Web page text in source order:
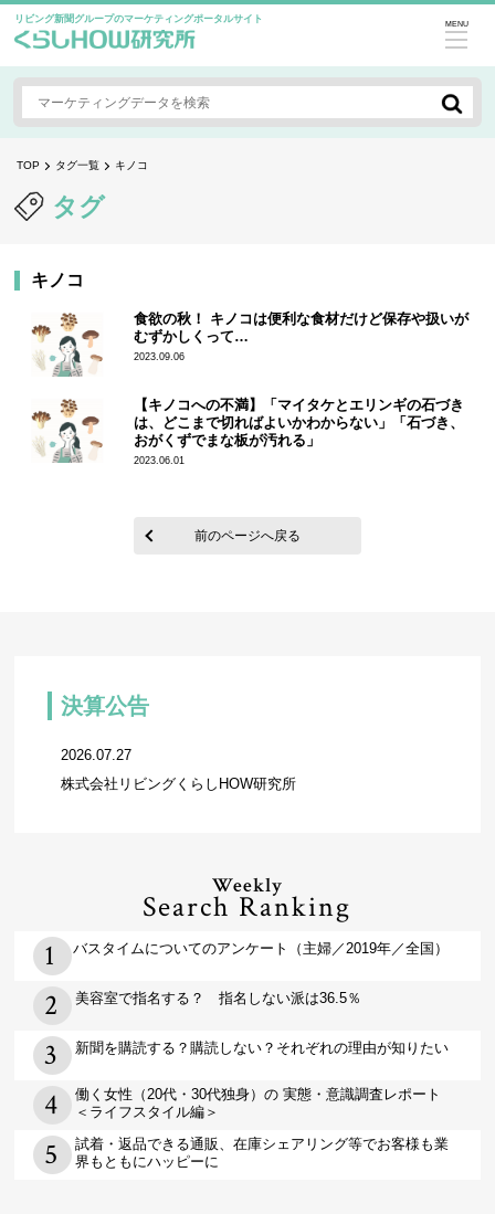
リビング新聞グループのマーケティングポータルサイト MENU
TOP タグ一覧 キノコ
タグ
キノコ
食欲の秋！ キノコは便利な食材だけど保存や扱いが
むずかしくって…
2023.09.06
【キノコへの不満】「マイタケとエリンギの石づき
は、どこまで切ればよいかわからない」「石づき、
おがくずでまな板が汚れる」
2023.06.01
前のページへ戻る
決算公告
2026.07.27
株式会社リビングくらしHOW研究所
Weekly
Search Ranking
バスタイムについてのアンケート（主婦／2019年／全国）
美容室で指名する？ 指名しない派は36.5％
新聞を購読する？購読しない？それぞれの理由が知りたい
働く女性（20代・30代独身）の 実態・意識調査レポート
＜ライフスタイル編＞
試着・返品できる通販、在庫シェアリング等でお客様も業
界もともにハッピーに